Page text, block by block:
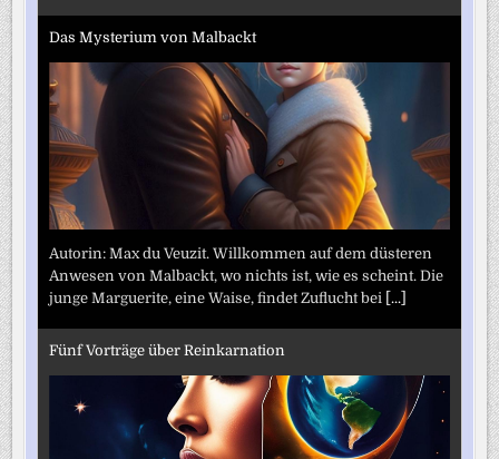
Das Mysterium von Malbackt
Autorin: Max du Veuzit. Willkommen auf dem düsteren
Anwesen von Malbackt, wo nichts ist, wie es scheint. Die
junge Marguerite, eine Waise, findet Zuflucht bei [...]
Fünf Vorträge über Reinkarnation